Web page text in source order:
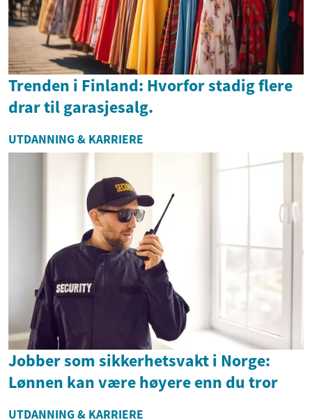
Trenden i Finland: Hvorfor stadig flere
drar til garasjesalg.
UTDANNING & KARRIERE
Jobber som sikkerhetsvakt i Norge:
Lønnen kan være høyere enn du tror
UTDANNING & KARRIERE